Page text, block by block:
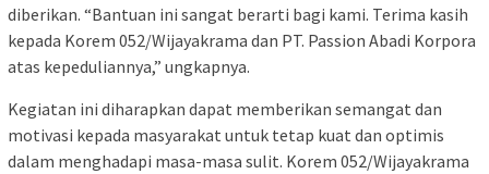
diberikan. “Bantuan ini sangat berarti bagi kami. Terima kasih
kepada Korem 052/Wijayakrama dan PT. Passion Abadi Korpora
atas kepeduliannya,” ungkapnya.
Kegiatan ini diharapkan dapat memberikan semangat dan
motivasi kepada masyarakat untuk tetap kuat dan optimis
dalam menghadapi masa-masa sulit. Korem 052/Wijayakrama